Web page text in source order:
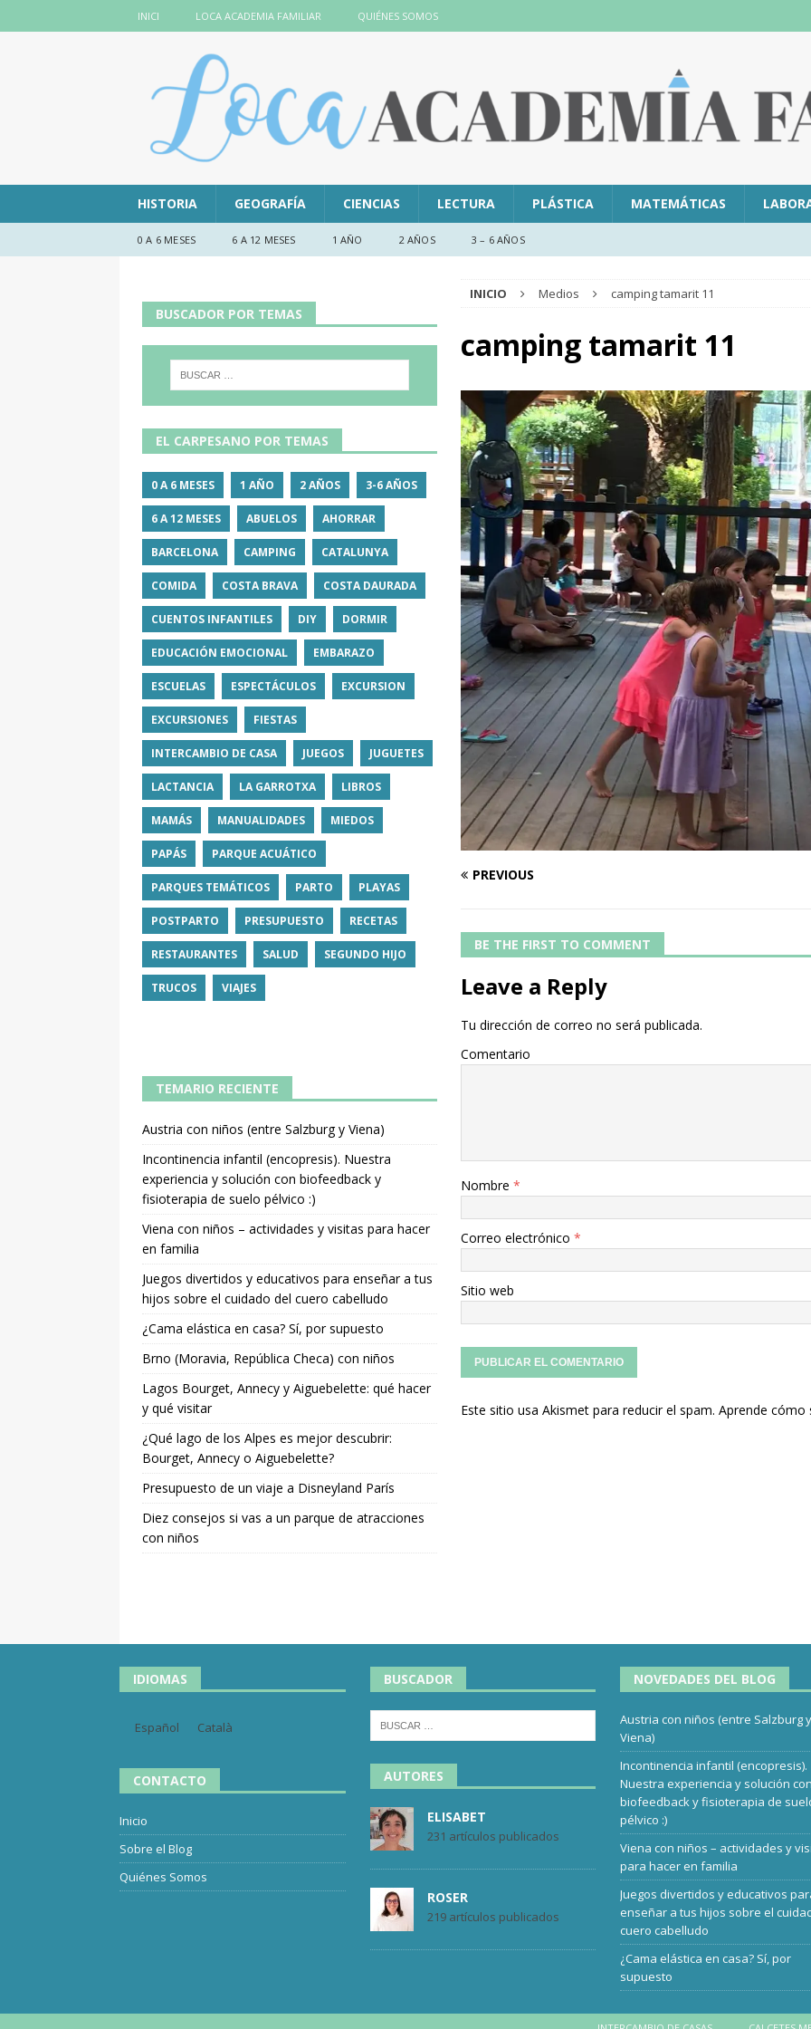
INICI LOCA ACADEMIA FAMILIAR QUIÉNES SOMOS
HISTORIA GEOGRAFÍA CIENCIAS LECTURA PLÁSTICA MATEMÁTICAS
0 A 6 MESES 6 A 12 MESES 1 AÑO 2 AÑOS 3 – 6 AÑOS
INICIO Medios camping tamarit 11
camping tamarit 11
PREVIOUS
BE THE FIRST TO COMMENT
Leave a Reply
Tu dirección de correo no será publicada.
Comentario
Nombre *
Correo electrónico *
Sitio web
Este sitio usa Akismet para reducir el spam. Aprende cómo
BUSCADOR POR TEMAS
EL CARPESANO POR TEMAS
0 A 6 MESES 1 AÑO 2 AÑOS 3-6 AÑOS
6 A 12 MESES ABUELOS AHORRAR
BARCELONA CAMPING CATALUNYA
COMIDA COSTA BRAVA COSTA DAURADA
CUENTOS INFANTILES DIY DORMIR
EDUCACIÓN EMOCIONAL EMBARAZO
ESCUELAS ESPECTÁCULOS EXCURSION
EXCURSIONES FIESTAS
INTERCAMBIO DE CASA JUEGOS JUGUETES
LACTANCIA LA GARROTXA LIBROS
MAMÁS MANUALIDADES MIEDOS
PAPÁS PARQUE ACUÁTICO
PARQUES TEMÁTICOS PARTO PLAYAS
POSTPARTO PRESUPUESTO RECETAS
RESTAURANTES SALUD SEGUNDO HIJO
TRUCOS VIAJES
TEMARIO RECIENTE
Austria con niños (entre Salzburg y Viena)
Incontinencia infantil (encopresis). Nuestra
experiencia y solución con biofeedback y
fisioterapia de suelo pélvico :)
Viena con niños – actividades y visitas para hacer
en familia
Juegos divertidos y educativos para enseñar a tus
hijos sobre el cuidado del cuero cabelludo
¿Cama elástica en casa? Sí, por supuesto
Brno (Moravia, República Checa) con niños
Lagos Bourget, Annecy y Aiguebelette: qué hacer
y qué visitar
¿Qué lago de los Alpes es mejor descubrir:
Bourget, Annecy o Aiguebelette?
Presupuesto de un viaje a Disneyland París
Diez consejos si vas a un parque de atracciones
con niños
IDIOMAS
Español Català
CONTACTO
Inicio
Sobre el Blog
Quiénes Somos
BUSCADOR
AUTORES
ELISABET
231 artículos publicados
ROSER
219 artículos publicados
NOVEDADES DEL BLOG
Austria con niños (entre Salzburg
Viena)
Incontinencia infantil (encopresis).
Nuestra experiencia y solución
biofeedback y fisioterapia de
pélvico :)
Viena con niños – actividades y
para hacer en familia
Juegos divertidos y educativos
enseñar a tus hijos sobre el
cuero cabelludo
¿Cama elástica en casa? Sí, por
supuesto